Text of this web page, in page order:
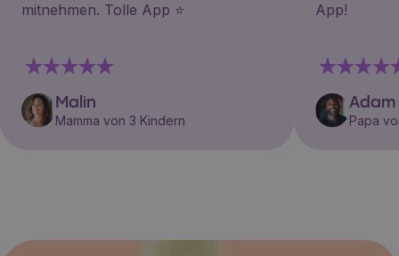
mitnehmen. Tolle App ⭐️
Malin
Mamma von 3 Kindern
App!
Adam
Papa